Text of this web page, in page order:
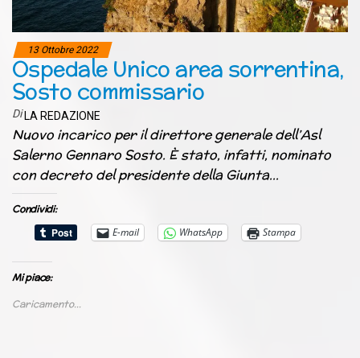
13 Ottobre 2022
Ospedale Unico area sorrentina,
Sosto commissario
Di LA REDAZIONE
Nuovo incarico per il direttore generale dell’Asl
Salerno Gennaro Sosto. È stato, infatti, nominato
con decreto del presidente della Giunta…
Condividi:
E-mail
WhatsApp Stampa
Mi piace:
Caricamento...